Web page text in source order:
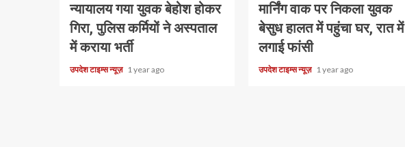
न्यायालय गया युवक बेहोश होकर
गिरा, पुलिस कर्मियों ने अस्पताल
में कराया भर्ती
उपदेश टाइम्स न्यूज़ 1 year ago
मार्निंग वाक पर निकला युवक
बेसुध हालत में पहुंचा घर, रात में
लगाई फांसी
उपदेश टाइम्स न्यूज़ 1 year ago